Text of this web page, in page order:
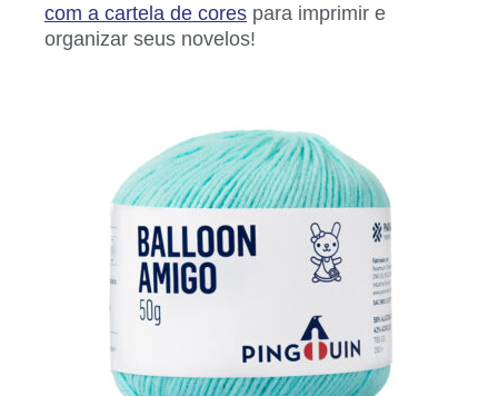
com a cartela de cores para imprimir e
organizar seus novelos!